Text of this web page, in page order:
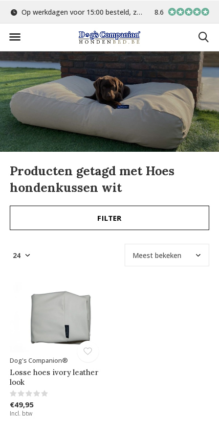
Op werkdagen voor 15:00 besteld, zelfde dag verstuurd Gratis verzending
8.6
Producten getagd met Hoes
hondenkussen wit
FILTER
Dog's Companion®
Losse hoes ivory leather
look
€49,95
Incl. btw